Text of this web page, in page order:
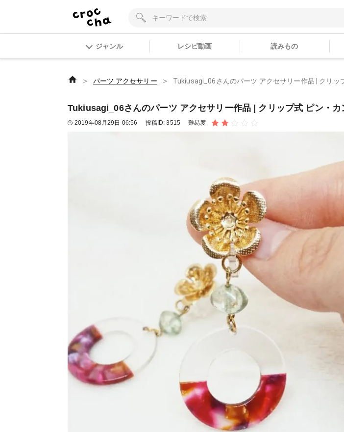
ジャンル レシピ動画 読みもの
＞ パーツ アクセサリー ＞ Tukiusagi_06さんのパーツ アクセサリー作品 | クリ
Tukiusagi_06さんのパーツ アクセサリー作品 | クリップ式 ピン・
2019年08月29日 06:56 投稿ID:3515 難易度